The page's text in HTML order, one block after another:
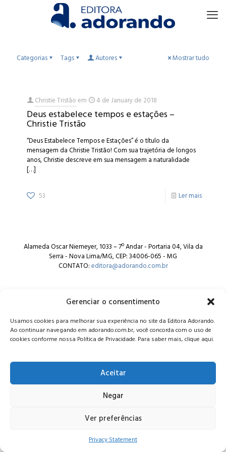
Gerenciar o consentimento
Usamos cookies para melhorar sua experiência no site da Editora Adorando.
Ao continuar navegando em adorando.com.br, você concorda com o uso de
cookies conforme nossa Política de Privacidade. Para saber mais, clique aqui.
Aceitar
Negar
Ver preferências
Privacy Statement
Categorias Tags Autores Mostrar tudo
Christie Tristãoem 4 de January de 2018
Deus estabelece tempos e estações –
Christie Tristão
“Deus Estabelece Tempos e Estações” é o título da
mensagem da Christie Tristão! Com sua trajetória de longos
anos, Christie descreve em sua mensagem a naturalidade
[…]
53 Ler mais
Alameda Oscar Niemeyer, 1033 – 7º Andar - Portaria 04, Vila da
Serra - Nova Lima/MG, CEP: 34006-065 - MG
CONTATO:editora@adorando.com.br
© Editora Adorando 2026. Todos os direitos reservados.